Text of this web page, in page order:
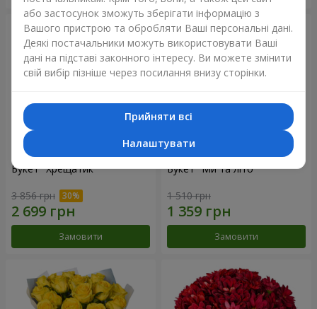
Букет "Хрещатик"
3 856 грн
Замовити
Букет "Ми та літо"
1 510 грн
Замовити
або застосунок зможуть зберігати інформацію з
Вашого пристрою та обробляти Ваші персональні дані.
Деякі постачальники можуть використовувати Ваші
дані на підставі законного інтересу. Ви можете змінити
свій вибір пізніше через посилання внизу сторінки.
Прийняти всі
Налаштувати